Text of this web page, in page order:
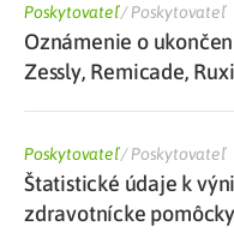
Poskytovateľ/Poskytovateľ
Oznámenie o
Zessly, Remicade,
Poskytovateľ/Poskytovateľ
Štatistické údaje k
zdravotnícke